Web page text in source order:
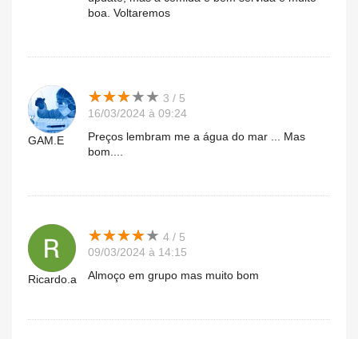
boa. Voltaremos
GAM.E
★★★★★
★★★★★ 3 / 5
16/03/2024 à 09:24
Preços lembram me a água do mar ... Mas
bom....
Ricardo.a
★★★★★
★★★★★ 4 / 5
09/03/2024 à 14:15
Almoço em grupo mas muito bom